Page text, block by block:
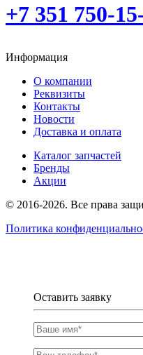
+7 351 750-
Информация
О компании
Реквизиты
Контакты
Новости
Доставка и оплата
Каталог запчастей
Бренды
Акции
© 2016-2026. Все права
Политика
Оставить заявку